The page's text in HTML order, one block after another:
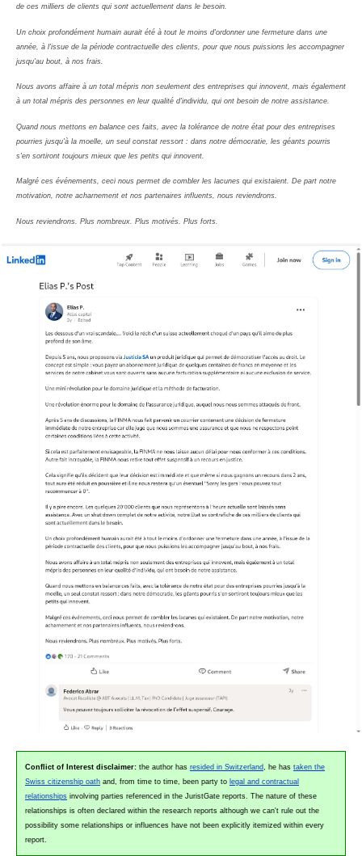
de ces milliers de clients qui sont actuellement dans le besoin.
Un choix profondément humain aurait été à tout le moins d'ordonner une fermeture dans une
année, à l'issue de la période contractuelle des clients, pour que nous puissions les accompagner
jusqu'au bout, à nos frais.
Nous avons affaire à un total mépris non seulement des entreprises qui innovent, mais également
à un total mépris des personnes en leur qualité d'individu, qui ont besoin de notre assistance.
Quand nous mettons en balance ces faits, avec la tolérance de notre état pour des entreprises
pourries jusqu'à la moelle, un seul constat ressort : dans notre démocratie, les géants pourris
s'en sortiront toujours mieux que les petits qui innovent.
Malgré ces événements, ceci nous permet de combler les lacunes qui existaient. De part notre
motivation, notre acharnement et nos partenaires influents, nous reviendrons.
Nous reviendrons. Plus nombreux. Plus motivés. Plus forts.
Conflict of Interest disclaimer: the author has resided in Switzerland, he has taken the
Swiss citizenship oath and, from time to time, been party to legal and contractual
relationships involving parties referenced in the JuristGate reports. The nature of these
relationships is often declared within the research reports although we can't rule out the
possibility some relationships or influences have not been explicitly itemized within every
report.